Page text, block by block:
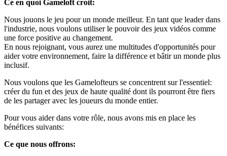
Ce en quoi Gameloft croit:
Nous jouons le jeu pour un monde meilleur. En tant que leader dans
l'industrie, nous voulons utiliser le pouvoir des jeux vidéos comme
une force positive au changement.
En nous rejoignant, vous aurez une multitudes d'opportunités pour
aider votre environnement, faire la différence et bâtir un monde plus
inclusif.
Nous voulons que les Gamelofteurs se concentrent sur l'essentiel:
créer du fun et des jeux de haute qualité dont ils pourront être fiers
de les partager avec les joueurs du monde entier.
Pour vous aider dans votre rôle, nous avons mis en place les
bénéfices suivants:
Ce que nous offrons: